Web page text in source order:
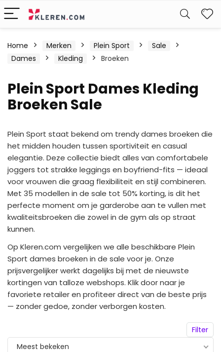
Home Merken Plein Sport
Sale
Dames
Kleding Broeken
Plein Sport Dames Kleding
Broeken Sale
Plein Sport staat bekend om trendy dames broeken die
het midden houden tussen sportiviteit en casual
elegantie. Deze collectie biedt alles van comfortabele
joggers tot strakke leggings en boyfriend-fits — ideaal
voor vrouwen die graag flexibiliteit en stijl combineren.
Met 35 modellen in de sale tot 50% korting, is dit het
perfecte moment om je garderobe aan te vullen met
kwaliteitsbroeken die zowel in de gym als op straat
kunnen.
Op Kleren.com vergelijken we alle beschikbare Plein
Sport dames broeken in de sale voor je. Onze
prijsvergelijker werkt dagelijks bij met de nieuwste
kortingen van talloze webshops. Klik door naar je
favoriete retailer en profiteer direct van de beste prijs
— zonder gedoe, zonder verborgen kosten.
Filter
Meest bekeken